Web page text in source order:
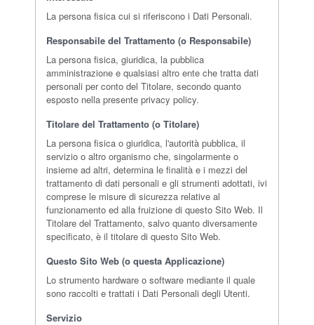
La persona fisica cui si riferiscono i Dati Personali.
Responsabile del Trattamento (o Responsabile)
La persona fisica, giuridica, la pubblica
amministrazione e qualsiasi altro ente che tratta dati
personali per conto del Titolare, secondo quanto
esposto nella presente privacy policy.
Titolare del Trattamento (o Titolare)
La persona fisica o giuridica, l'autorità pubblica, il
servizio o altro organismo che, singolarmente o
insieme ad altri, determina le finalità e i mezzi del
trattamento di dati personali e gli strumenti adottati, ivi
comprese le misure di sicurezza relative al
funzionamento ed alla fruizione di questo Sito Web. Il
Titolare del Trattamento, salvo quanto diversamente
specificato, è il titolare di questo Sito Web.
Questo Sito Web (o questa Applicazione)
Lo strumento hardware o software mediante il quale
sono raccolti e trattati i Dati Personali degli Utenti.
Servizio